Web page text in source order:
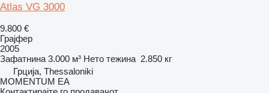
Atlas VG 3000
9.800 €
Грајфер
2005
Зафатнина 3.000 м³ Нето тежина 2.850 кг
Грција, Thessaloniki
MOMENTUM EA